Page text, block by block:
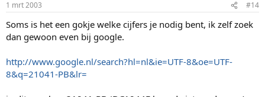
1 mrt 2003 #14
Soms is het een gokje welke cijfers je nodig bent, ik zelf zoek
dan gewoon even bij google.
http://www.google.nl/search?hl=nl&ie=UTF-8&oe=UTF-
8&q=21041-PB&lr=